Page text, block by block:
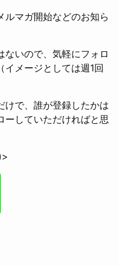
ルマガ開始などのお知ら
いので、気軽にフォロ
イメージとしては週1回
けで、誰が登録したかは
ーしていただければと思